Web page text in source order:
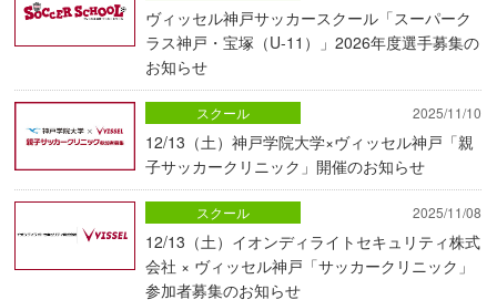
ヴィッセル神戸サッカースクール「スーパーク
ラス神戸・宝塚（U-11）」2026年度選手募集の
お知らせ
2025/11/10
12/13（土）神戸学院大学×ヴィッセル神戸「親
子サッカークリニック」開催のお知らせ
スクール
2025/11/08
12/13（土）イオンディライトセキュリティ株式
会社 × ヴィッセル神戸「サッカークリニック」
参加者募集のお知らせ
スクール